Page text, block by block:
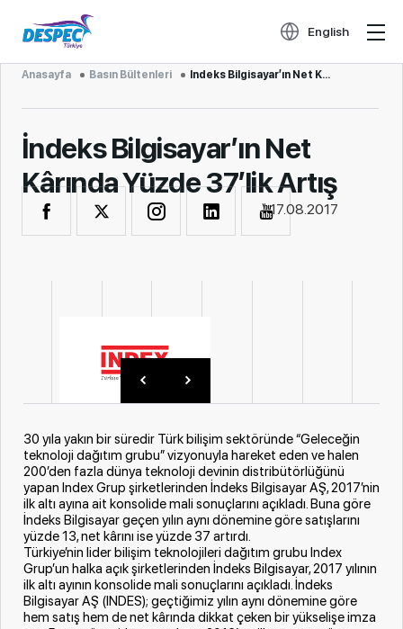
English
Anasayfa Basın Bültenleri İndeks Bilgisayar’ın Net K...
İndeks Bilgisayar’ın Net
Kârında Yüzde 37’lik Artış
17.08.2017
30 yıla yakın bir süredir Türk bilişim sektöründe “Geleceğin
teknoloji dağıtım grubu” vizyonuyla hareket eden ve halen
200’den fazla dünya teknoloji devinin distribütörlüğünü
yapan Index Grup şirketlerinden İndeks Bilgisayar AŞ, 2017’nin
ilk altı ayına ait konsolide mali sonuçlarını açıkladı. Buna göre
İndeks Bilgisayar geçen yılın aynı dönemine göre satışlarını
yüzde 13, net kârını ise yüzde 37 artırdı.
Türkiye’nin lider bilişim teknolojileri dağıtım grubu Index
Grup’un halka açık şirketlerinden İndeks Bilgisayar, 2017 yılının
ilk altı ayının konsolide mali sonuçlarını açıkladı. İndeks
Bilgisayar AŞ (INDES); geçtiğimiz yılın aynı dönemine göre
hem satış hem de net kârında dikkat çeken bir yükselişe imza